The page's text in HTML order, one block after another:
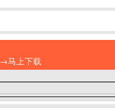
→马上下载